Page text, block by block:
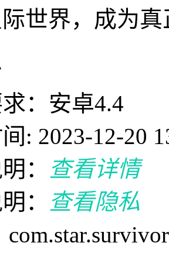
世界，成为
：安卓4.4
: 2023-12-20
：
查看详情
：
查看隐私